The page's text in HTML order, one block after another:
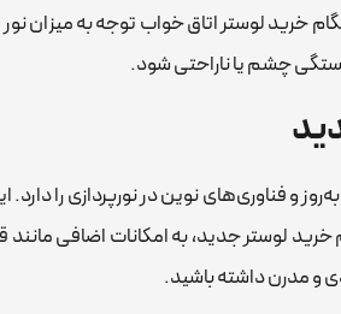
خرید لوستر اتاق خواب توجه به میزان نور
چشم یا ناراحتی شود.
و فناوری‌های نوین در نورپردازی را
لوستر جدید، به امکانات اضافی
و مدرن داشته باشید.